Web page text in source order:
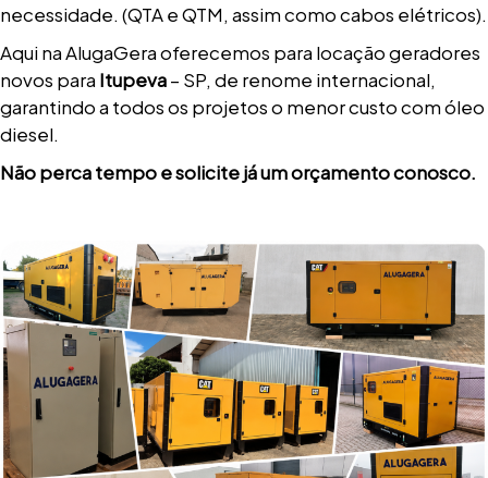
necessidade. (QTA e QTM, assim como cabos elétricos).
Aqui na AlugaGera oferecemos para locação geradores
novos para Itupeva– SP, de renome internacional,
garantindo a todos os projetos o menor custo com óleo
diesel.
Não perca tempo e solicite já um orçamento conosco.